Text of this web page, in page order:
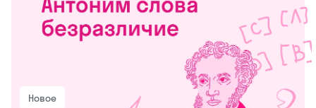
Новое